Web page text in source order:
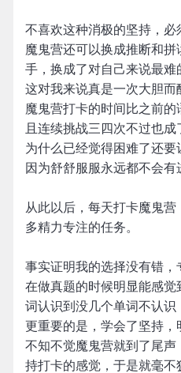
不喜欢这种消极的坚持，
魔鬼营还可以换成推断和
手，换成了对自己来说最难
这对我来说真是一次大胆
魔鬼营打卡的时间比之前
且连续挑战三四次不过也
为什么已经觉得困难了还要
因为舒舒服服永远都不会有
从此以后，每天打卡魔鬼
多精力专注的任务。
事实证明我的选择没有错，
在做真题的时候明显能感
词认识到没几个单词不认识
更重要的是，学会了坚持，
不知不觉魔鬼营就到了尾
持打卡的感觉，于是就毫